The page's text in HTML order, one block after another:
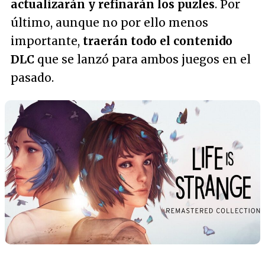
actualizarán y refinarán los puzles. Por
último, aunque no por ello menos
importante, traerán todo el contenido
DLC que se lanzó para ambos juegos en el
pasado.